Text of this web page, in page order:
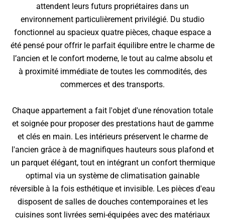
attendent leurs futurs propriétaires dans un
environnement particulièrement privilégié. Du studio
fonctionnel au spacieux quatre pièces, chaque espace a
été pensé pour offrir le parfait équilibre entre le charme de
l’ancien et le confort moderne, le tout au calme absolu et
à proximité immédiate de toutes les commodités, des
commerces et des transports.
Chaque appartement a fait l'objet d'une rénovation totale
et soignée pour proposer des prestations haut de gamme
et clés en main. Les intérieurs préservent le charme de
l'ancien grâce à de magnifiques hauteurs sous plafond et
un parquet élégant, tout en intégrant un confort thermique
optimal via un système de climatisation gainable
réversible à la fois esthétique et invisible. Les pièces d'eau
disposent de salles de douches contemporaines et les
cuisines sont livrées semi-équipées avec des matériaux